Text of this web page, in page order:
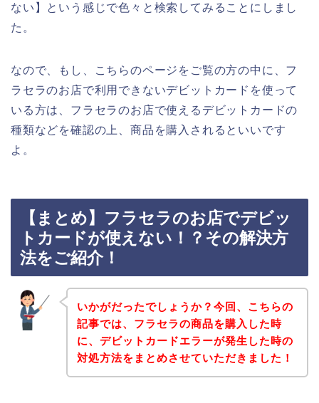
ない】という感じで色々と検索してみることにしまし
た。
なので、もし、こちらのページをご覧の方の中に、フ
ラセラのお店で利用できないデビットカードを使って
いる方は、フラセラのお店で使えるデビットカードの
種類などを確認の上、商品を購入されるといいです
よ。
【まとめ】フラセラのお店でデビッ
トカードが使えない！？その解決方
法をご紹介！
いかがだったでしょうか？今回、こちらの
記事では、フラセラの商品を購入した時
に、デビットカードエラーが発生した時の
対処方法をまとめさせていただきました！